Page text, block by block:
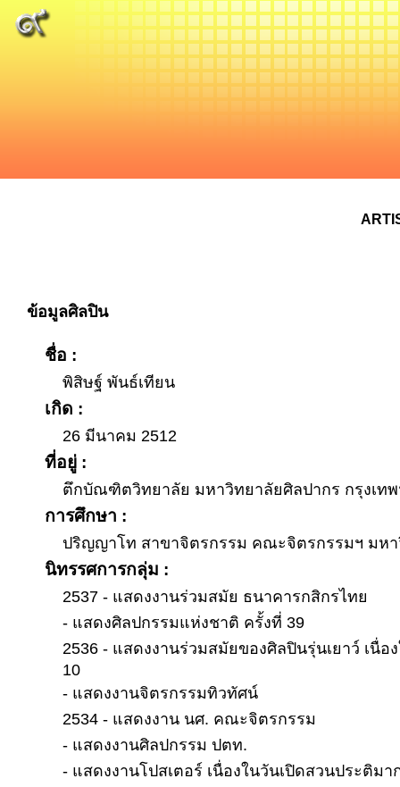
ข้อมูลศิลปิน
ชื่อ :
พิสิษฐ์ พันธ์เทียน
เกิด :
26 มีนาคม 2512
ที่อยู่ :
ตึกบัณฑิตวิทยาลัย มหาวิทยาลัยศิลปากร กรุงเท
การศึกษา :
ปริญญาโท สาขาจิตรกรรม คณะจิตรกรรมฯ มห
นิทรรศการกลุ่ม :
2537 - แสดงงานร่วมสมัย ธนาคารกสิกรไทย
- แสดงศิลปกรรมแห่งชาติ ครั้งที่ 39
2536 - แสดงงานร่วมสมัยของศิลปินรุ่นเยาว์ เนื่อ
10
- แสดงงานจิตรกรรมทิวทัศน์
2534 - แสดงงาน นศ. คณะจิตรกรรม
- แสดงงานศิลปกรรม ปตท.
- แสดงงานโปสเตอร์ เนื่องในวันเปิดสวนประติม